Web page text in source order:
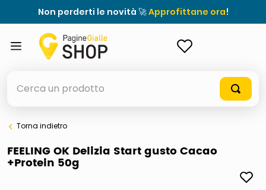
Non perderti le novità 🚀Approfittane ora!
elenchi telefonici
orologio parete
Torna indietro
FEELING OK Delizia Start gusto Cacao
+Protein 50g